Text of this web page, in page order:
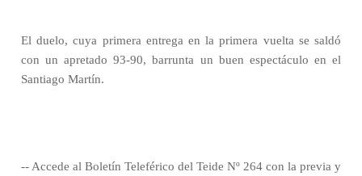
El duelo, cuya primera entrega en la primera vuelta se saldó
con un apretado 93-90, barrunta un buen espectáculo en el
Santiago Martín.
-- Accede al Boletín Teleférico del Teide Nº 264 con la previa y